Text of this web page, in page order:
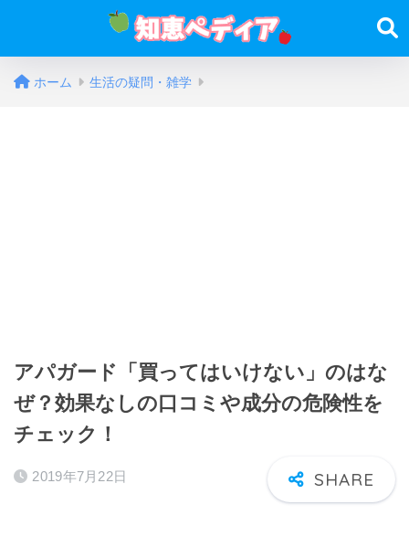
ホーム 生活の疑問・雑学
アパガード「買ってはいけない」のはな
ぜ？効果なしの口コミや成分の危険性を
チェック！
2019年7月22日